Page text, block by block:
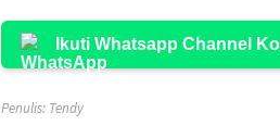
Ikuti Whatsapp Channel
Penulis: Tendy